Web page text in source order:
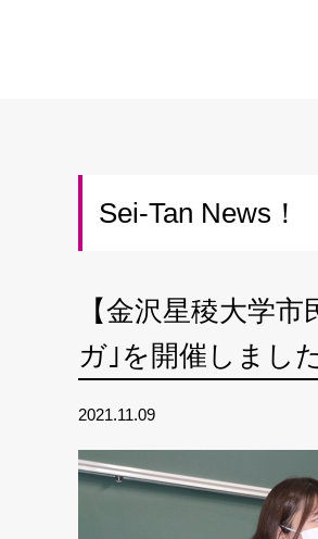
Sei-Tan News！
【金沢星稜大学
ガ｣を開催しました
2021.11.09